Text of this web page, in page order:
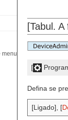
menu
[Tabul.
[
Defina se
[Ligado], [